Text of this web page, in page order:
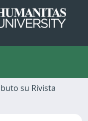
su Rivista